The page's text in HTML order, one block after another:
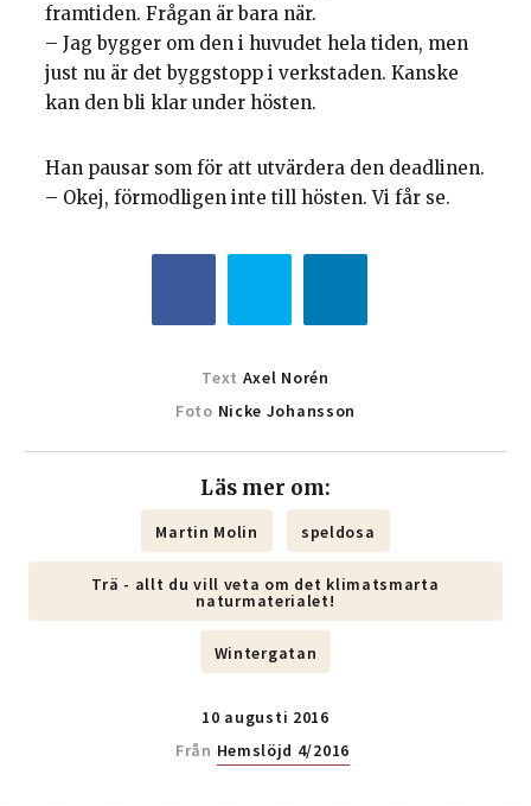
framtiden. Frågan är bara när.
– Jag bygger om den i huvudet hela tiden, men
just nu är det byggstopp i verkstaden. Kanske
kan den bli klar under hösten.
Han pausar som för att utvärdera den deadlinen.
– Okej, förmodligen inte till hösten. Vi får se.
Text Axel Norén
Foto Nicke Johansson
Läs mer om:
Martin Molin speldosa
Trä - allt du vill veta om det klimatsmarta
naturmaterialet!
Wintergatan
10 augusti 2016
Från Hemslöjd 4/2016